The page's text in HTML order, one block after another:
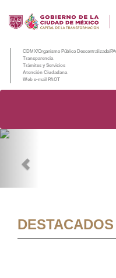
CDMX/Organismo Público Descentralizado/
Transparencia
Trámites y Servicios
Atención Ciudadana
Web e-mail PAOT
DESTACADOS